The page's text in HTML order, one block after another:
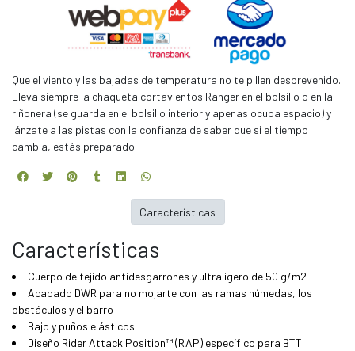
Que el viento y las bajadas de temperatura no te pillen desprevenido.
Lleva siempre la chaqueta cortavientos Ranger en el bolsillo o en la
riñonera (se guarda en el bolsillo interior y apenas ocupa espacio) y
lánzate a las pistas con la confianza de saber que si el tiempo
cambia, estás preparado.
Características
Cuerpo de tejido antidesgarrones y ultraligero de 50 g/m2
Acabado DWR para no mojarte con las ramas húmedas, los
obstáculos y el barro
Bajo y puños elásticos
Diseño Rider Attack Position™ (RAP) específico para BTT
Características